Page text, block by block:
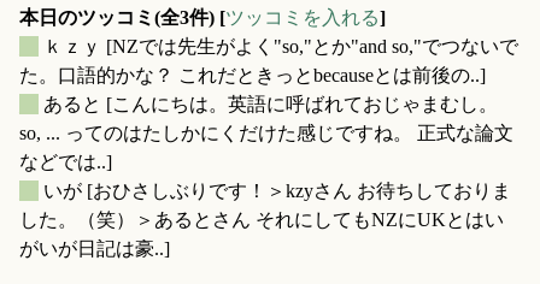
本日のツッコミ(全3件) [ツッコミを入れる]
ｋｚｙ [NZでは先生がよく"so,"とか"and so,"でつないで
た。口語的かな？ これだときっとbecauseとは前後の..]
あると [こんにちは。英語に呼ばれておじゃまむし。
so, ... ってのはたしかにくだけた感じですね。 正式な論文
などでは..]
いが [おひさしぶりです！＞kzyさん お待ちしておりま
した。（笑）＞あるとさん それにしてもNZにUKとはい
がいが日記は豪..]